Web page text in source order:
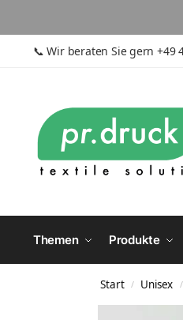
📞Wir beraten Sie gern +49
Themen Produkte
Start / Unisex /